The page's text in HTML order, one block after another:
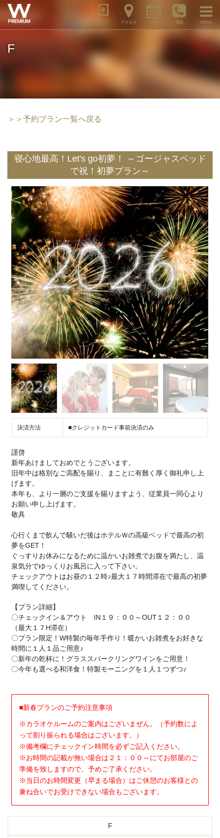
メンバー アクセス 電話 MENU
F
＞＞予約プラン一覧へ戻る
寝心地最高！Let's go初夢！ ～ゴージャスベッド
で祝！初夢プラン～
決済方法 ■クレジットカード事前決済のみ
謹啓
新年あけましておめでとうございます。
旧年中は格別なご高配を賜り、まことに有難く厚く御礼申し上
げます。
本年も、より一層のご支援を賜りますよう、従業員一同心より
お願い申し上げます。
敬具
心行くまで飲んで騒いだ後はホテルＷの高級ベッドで最高の初
夢をGET！
ぐっすりお休みになるために温かいお雑煮でお腹を満たし、温
泉気分でゆっくりお風呂に入って下さい。
チェックアウトはお昼の１２時♪最大１７時間滞在で最高の初夢
満喫してください。
【プラン詳細】
〇チェックイン＆アウト IN１９：００～OUT１２：００
（最大１７H滞在）
〇プラン限定！W特製の毎年手作り！暖かいお雑煮をお好きな
時間に１人１品ご用意♪
〇新年の乾杯に！グラススパークリングワインをご用意！
〇今年も選べる和洋食！特製モーニングを１人１つずつ♪
■新春プランのご予約注意事項
※カラオケルームのご案内はございまぜん。（予約数によ
って割り振られる場合はございます。）
※備考欄にチェックイン時間を必ずご記入ください。
※お時間の記載が無い場合は２１：００～にてお部屋のご
準備を致しますので、予めご了承ください。
※当日のお時間変更（早まる場合）はご休憩のお客様との
兼ね合いでお受けできない場合もございます。
F